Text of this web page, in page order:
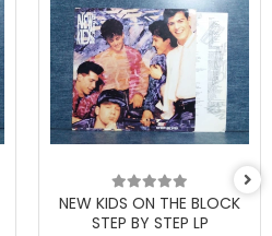
NEW KIDS ON THE BLOCK
STEP BY STEP LP